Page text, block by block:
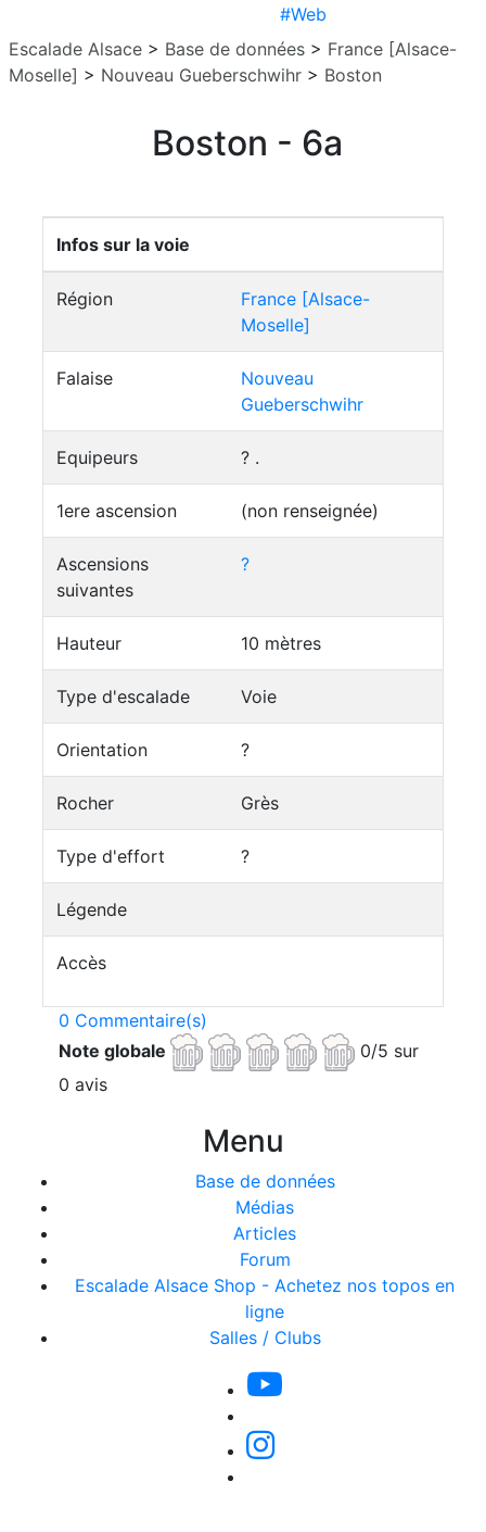
#Web
Escalade Alsace > Base de données > France [Alsace-
Moselle] > Nouveau Gueberschwihr > Boston
Boston - 6a
Infos sur la voie
Région
France [Alsace-
Moselle]
Falaise
Nouveau
Gueberschwihr
Equipeurs ? .
1ere ascension (non renseignée)
Ascensions
suivantes
?
Hauteur 10 mètres
Type d'escalade Voie
Orientation ?
Rocher Grès
Type d'effort ?
Légende
Accès
0 Commentaire(s)
Note globale
0/5 sur
0 avis
Menu
Base de données
Médias
Articles
Forum
Escalade Alsace Shop - Achetez nos topos en
ligne
Salles / Clubs